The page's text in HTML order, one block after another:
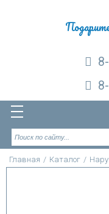
Главная / Каталог /